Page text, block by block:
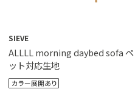
SIEVE
ALLLL morning daybed sofa ペ
ット対応生地